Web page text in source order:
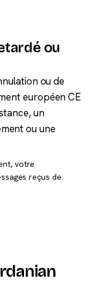
ou
ou de
européen CE
un
ou une
votre
reçus de